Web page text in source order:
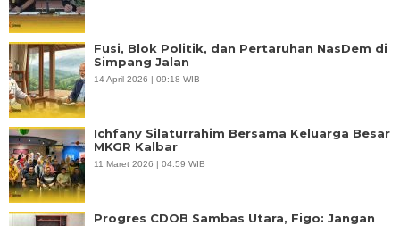
Fusi, Blok Politik, dan Pertaruhan NasDem di
Simpang Jalan
14 April 2026 | 09:18 WIB
Ichfany Silaturrahim Bersama Keluarga Besar
MKGR Kalbar
11 Maret 2026 | 04:59 WIB
Progres CDOB Sambas Utara, Figo: Jangan